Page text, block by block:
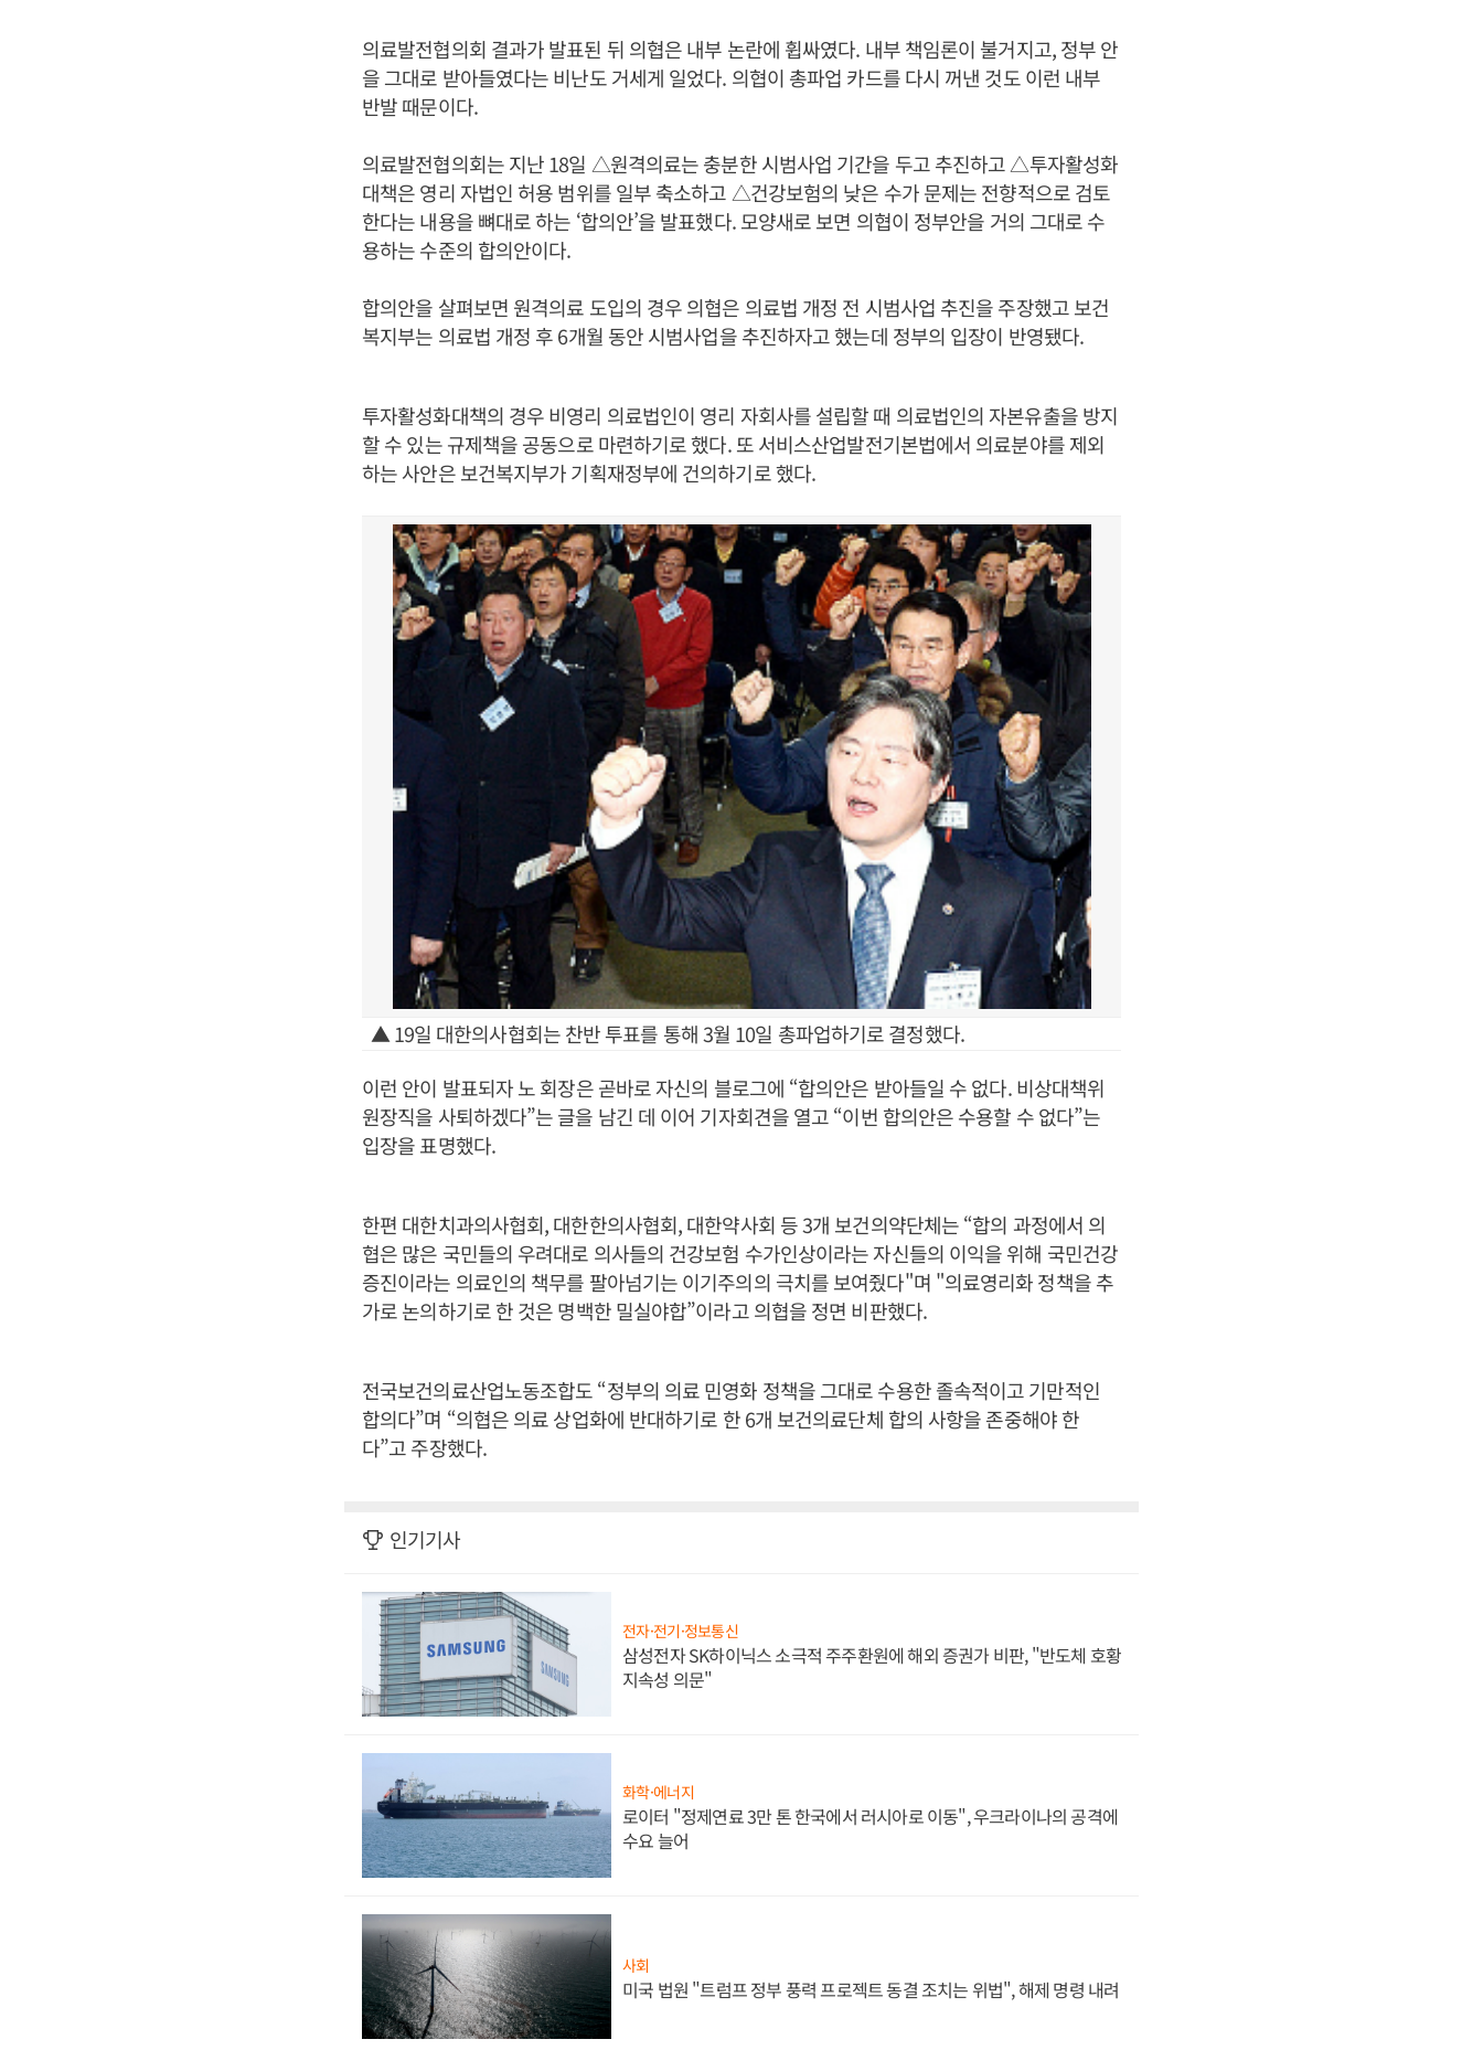
의료발전협의회 결과가 발표된 뒤 의협은 내부 논란에 휩싸였다. 내부 책임론이 불거지고, 정부 안
을 그대로 받아들였다는 비난도 거세게 일었다. 의협이 총파업 카드를 다시 꺼낸 것도 이런 내부
반발 때문이다.
의료발전협의회는 지난 18일 △원격의료는 충분한 시범사업 기간을 두고 추진하고 △투자활성화
대책은 영리 자법인 허용 범위를 일부 축소하고 △건강보험의 낮은 수가 문제는 전향적으로 검토
한다는 내용을 뼈대로 하는 ‘합의안’을 발표했다. 모양새로 보면 의협이 정부안을 거의 그대로 수
용하는 수준의 합의안이다.
합의안을 살펴보면 원격의료 도입의 경우 의협은 의료법 개정 전 시범사업 추진을 주장했고 보건
복지부는 의료법 개정 후 6개월 동안 시범사업을 추진하자고 했는데 정부의 입장이 반영됐다.
투자활성화대책의 경우 비영리 의료법인이 영리 자회사를 설립할 때 의료법인의 자본유출을 방지
할 수 있는 규제책을 공동으로 마련하기로 했다. 또 서비스산업발전기본법에서 의료분야를 제외
하는 사안은 보건복지부가 기획재정부에 건의하기로 했다.
▲ 19일 대한의사협회는 찬반 투표를 통해 3월 10일 총파업하기로 결정했다.
이런 안이 발표되자 노 회장은 곧바로 자신의 블로그에 “합의안은 받아들일 수 없다. 비상대책위
원장직을 사퇴하겠다”는 글을 남긴 데 이어 기자회견을 열고 “이번 합의안은 수용할 수 없다”는
입장을 표명했다.
한편 대한치과의사협회, 대한한의사협회, 대한약사회 등 3개 보건의약단체는 “합의 과정에서 의
협은 많은 국민들의 우려대로 의사들의 건강보험 수가인상이라는 자신들의 이익을 위해 국민건강
증진이라는 의료인의 책무를 팔아넘기는 이기주의의 극치를 보여줬다"며 "의료영리화 정책을 추
가로 논의하기로 한 것은 명백한 밀실야합”이라고 의협을 정면 비판했다.
전국보건의료산업노동조합도 “정부의 의료 민영화 정책을 그대로 수용한 졸속적이고 기만적인
합의다”며 “의협은 의료 상업화에 반대하기로 한 6개 보건의료단체 합의 사항을 존중해야 한
다”고 주장했다.
인기기사
전자·전기·정보통신
삼성전자 SK하이닉스 소극적 주주환원에 해외 증권가 비판, "반도체 호황
지속성 의문"
화학·에너지
로이터 "정제연료 3만 톤 한국에서 러시아로 이동", 우크라이나의 공격에
수요 늘어
사회
미국 법원 "트럼프 정부 풍력 프로젝트 동결 조치는 위법", 해제 명령 내려